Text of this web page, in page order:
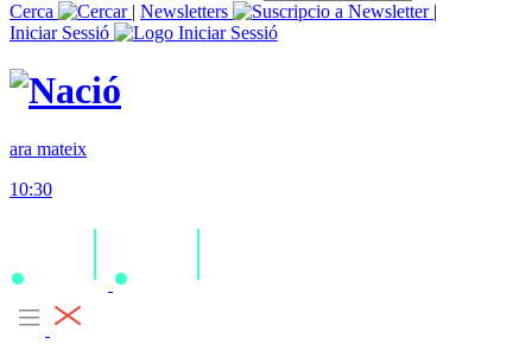
Cerca
| Newsletters
|
Iniciar Sessió
ara mateix
10:30